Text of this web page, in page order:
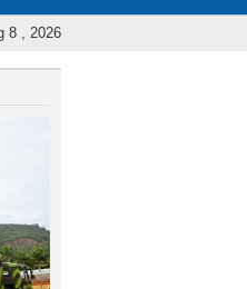
tác kiểm tra, giám sát năm 2025
8 , 2026